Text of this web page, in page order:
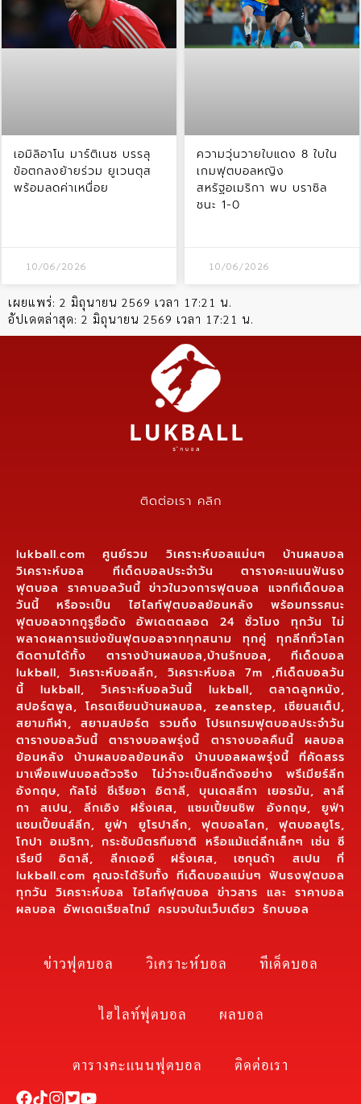
เอมิลิอาโน มาร์ติเนซ บรรลุ
ข้อตกลงย้ายร่วม ยูเวนตุส
พร้อมลดค่าเหนื่อย
10/06/2026
ความวุ่นวายใบแดง 8 ใบใน
เกมฟุตบอลหญิง
สหรัฐอเมริกา พบ บราซิล
ชนะ 1-0
10/06/2026
เผยแพร่: 2 มิถุนายน 2569 เวลา 17:21 น.
อัปเดตล่าสุด: 2 มิถุนายน 2569 เวลา 17:21 น.
ติดต่อเรา คลิก
lukball.com ศูนย์รวม วิเคราะห์บอลแม่นๆ บ้านผลบอล
วิเคราะห์บอล ทีเด็ดบอลประจำวัน ตารางคะแนนฟันธง
ฟุตบอล ราคาบอลวันนี้ ข่าวในวงการฟุตบอล แจกทีเด็ดบอล
วันนี้ หรือจะเป็น ไฮไลท์ฟุตบอลย้อนหลัง พร้อมทรรศนะ
ฟุตบอลจากกูรูชื่อดัง อัพเดตตลอด 24 ชั่วโมง ทุกวัน ไม่
พลาดผลการแข่งขันฟุตบอลจากทุกสนาม ทุกคู่ ทุกลีกทั่วโลก
ติดตามได้ทั้ง ตารางบ้านผลบอล,บ้านรักบอล, ทีเด็ดบอล
lukball, วิเคราะห์บอลลีก, วิเคราะห์บอล 7m ,ทีเด็ดบอลวัน
นี้ lukball, วิเคราะห์บอลวันนี้ lukball, ตลาดลูกหนัง,
สปอร์ตพูล, โครตเซียนบ้านผลบอล, zeanstep, เซียนสเต็ป,
สยามกีฬา, สยามสปอร์ต รวมถึง โปรแกรมฟุตบอลประจำวัน
ตารางบอลวันนี้ ตารางบอลพรุ่งนี้ ตารางบอลคืนนี้ ผลบอล
ย้อนหลัง บ้านผลบอลย้อนหลัง บ้านบอลผลพรุ่งนี้ ที่คัดสรร
มาเพื่อแฟนบอลตัวจริง ไม่ว่าจะเป็นลีกดังอย่าง พรีเมียร์ลีก
อังกฤษ, กัลโช่ ซีเรียอา อิตาลี, บุนเดสลีกา เยอรมัน, ลาลี
กา สเปน, ลีกเอิง ฝรั่งเศส, แชมเปี้ยนชิพ อังกฤษ, ยูฟ่า
แชมเปี้ยนส์ลีก, ยูฟ่า ยูโรปาลีก, ฟุตบอลโลก, ฟุตบอลยูโร,
โกปา อเมริกา, กระชับมิตรทีมชาติ หรือแม้แต่ลีกเล็กๆ เช่น ซี
เรียบี อิตาลี, ลีกเดอซ์ ฝรั่งเศส, เซกุนด้า สเปน ที่
lukball.com คุณจะได้รับทั้ง ทีเด็ดบอลแม่นๆ ฟันธงฟุตบอล
ทุกวัน วิเคราะห์บอล ไฮไลท์ฟุตบอล ข่าวสาร และ ราคาบอล
ผลบอล อัพเดตเรียลไทม์ ครบจบในเว็บเดียว รักบบอล
ข่าวฟุตบอล วิเคราะห์บอล
ทีเด็ดบอล
ไฮไลท์ฟุตบอล
ผลบอล
ตารางคะแนนฟุตบอล
ติดต่อเรา